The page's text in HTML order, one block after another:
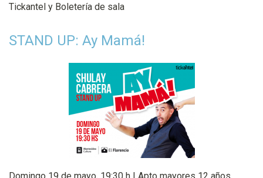
Tickantel y Boletería de sala
STAND UP: Ay Mamá!